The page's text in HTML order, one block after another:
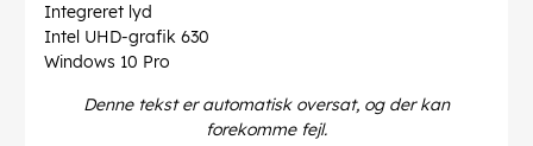
Integreret lyd
Intel UHD-grafik 630
Windows 10 Pro
Denne tekst er automatisk oversat, og der kan
forekomme fejl.